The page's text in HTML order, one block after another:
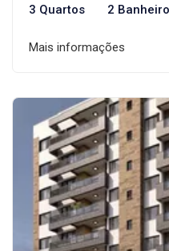
3 Quartos 2
Mais informações